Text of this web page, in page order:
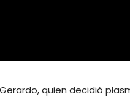
quien decidió